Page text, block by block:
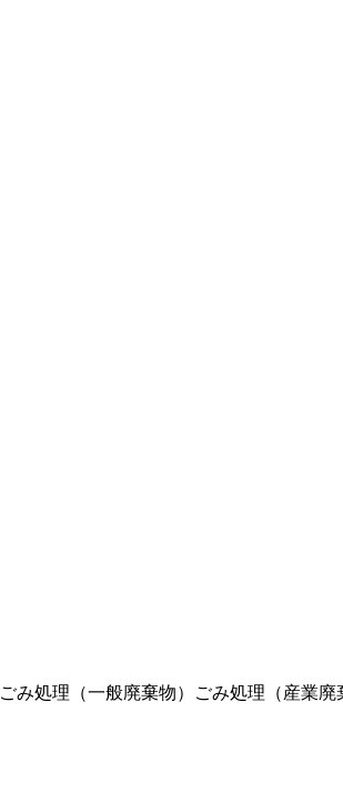
ごみ処理（一般廃棄物） ごみ処理（産業廃